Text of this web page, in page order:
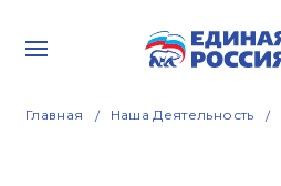
Главная Наша Деятельность